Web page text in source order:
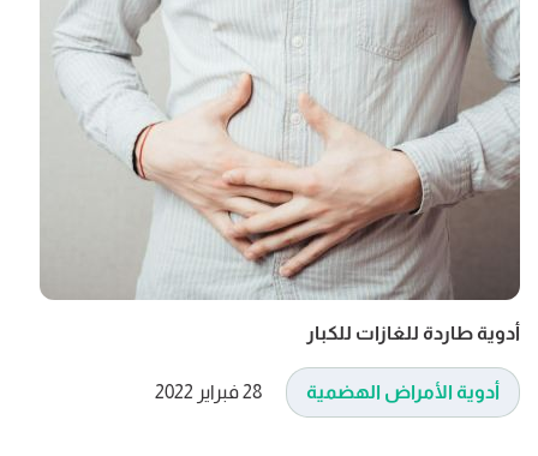
أدوية طاردة للغازات للكبار
أدوية الأمراض الهضمية 28 فبراير 2022